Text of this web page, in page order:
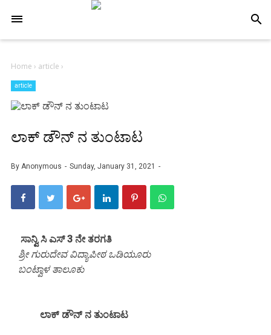
search
Home › article ›
article
ಲಾಕ್ ಡೌನ್ ನ ತುಂಟಾಟ
By Anonymous Sunday, January 31, 2021
ಸಾನ್ವಿ ಸಿ ಎಸ್3 ನೇ ತರಗತಿ
ಶ್ರೀ ಗುರುದೇವ ವಿದ್ಯಾಪೀಠ ಒಡಿಯೂರು
ಬಂಟ್ವಾಳ ತಾಲೂಕು
ಲಾಕ್ ಡೌನ್ ನ ತುಂಟಾಟ